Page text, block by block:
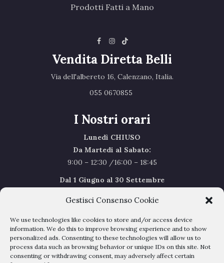
Gestisci Consenso Cookie
We use technologies like cookies to store and/or access device
information. We do this to improve browsing experience and to show
personalized ads. Consenting to these technologies will allow us to
process data such as browsing behavior or unique IDs on this site. Not
consenting or withdrawing consent, may adversely affect certain
Prodotti Fatti a Mano
Vendita Diretta Belli
Via dell'albereto 16, Calenzano, Italia.‎
055 0670855 ‎
I Nostri orari
Lunedì CHIUSO
Da Martedi al Sabato:
9:00 – 12:30 /16:00 – 18:45
Dal 1 Giugno al 30 Settembre
Sabato Agosto Chiusi
I chiusi per Ferie dal 1 al 24Agosto
Privacy Policy–Cookie Policy